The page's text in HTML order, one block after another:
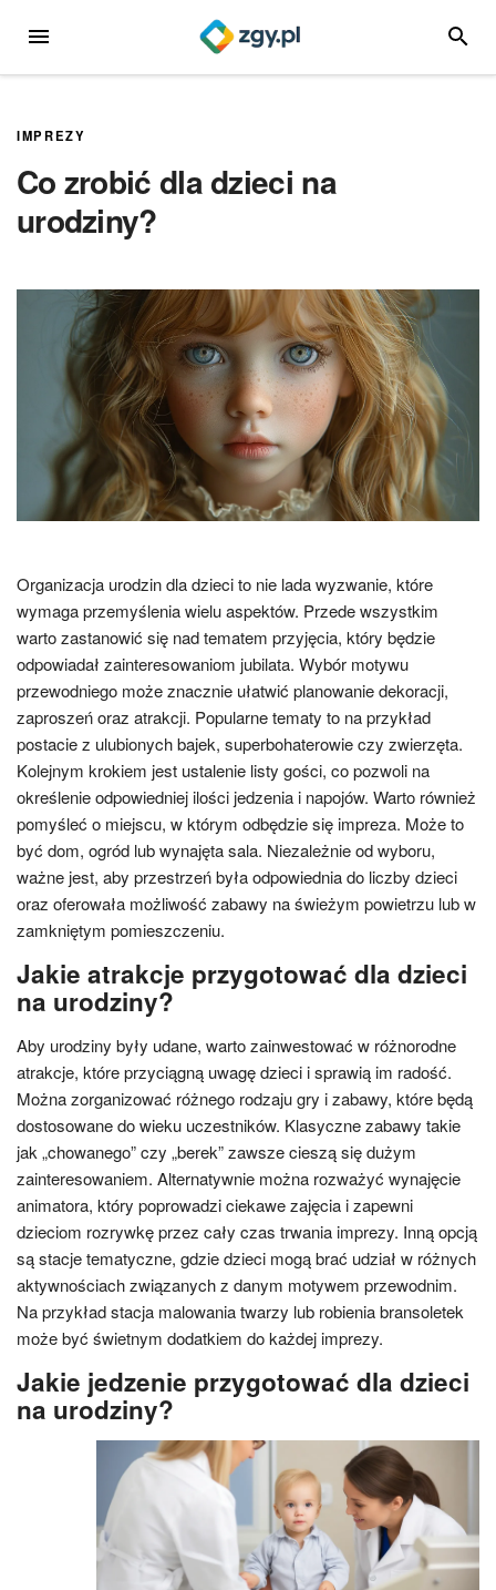
MENU
IMPREZY
Co zrobić dla dzieci na
urodziny?
Organizacja urodzin dla dzieci to nie lada wyzwanie, które
wymaga przemyślenia wielu aspektów. Przede wszystkim
warto zastanowić się nad tematem przyjęcia, który będzie
odpowiadał zainteresowaniom jubilata. Wybór motywu
przewodniego może znacznie ułatwić planowanie dekoracji,
zaproszeń oraz atrakcji. Popularne tematy to na przykład
postacie z ulubionych bajek, superbohaterowie czy zwierzęta.
Kolejnym krokiem jest ustalenie listy gości, co pozwoli na
określenie odpowiedniej ilości jedzenia i napojów. Warto również
pomyśleć o miejscu, w którym odbędzie się impreza. Może to
być dom, ogród lub wynajęta sala. Niezależnie od wyboru,
ważne jest, aby przestrzeń była odpowiednia do liczby dzieci
oraz oferowała możliwość zabawy na świeżym powietrzu lub w
zamkniętym pomieszczeniu.
Jakie atrakcje przygotować dla dzieci
na urodziny?
Aby urodziny były udane, warto zainwestować w różnorodne
atrakcje, które przyciągną uwagę dzieci i sprawią im radość.
Można zorganizować różnego rodzaju gry i zabawy, które będą
dostosowane do wieku uczestników. Klasyczne zabawy takie
jak „chowanego” czy „berek” zawsze cieszą się dużym
zainteresowaniem. Alternatywnie można rozważyć wynajęcie
animatora, który poprowadzi ciekawe zajęcia i zapewni
dzieciom rozrywkę przez cały czas trwania imprezy. Inną opcją
są stacje tematyczne, gdzie dzieci mogą brać udział w różnych
aktywnościach związanych z danym motywem przewodnim.
Na przykład stacja malowania twarzy lub robienia bransoletek
może być świetnym dodatkiem do każdej imprezy.
Jakie jedzenie przygotować dla dzieci
na urodziny?